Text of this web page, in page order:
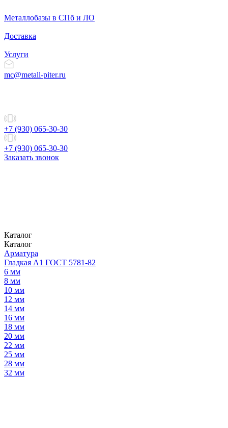
Металлобазы в СПб и ЛО
Доставка
Услуги
mc@metall-piter.ru
+7 (930) 065-30-30
+7 (930) 065-30-30
Заказать звонок
Каталог
Каталог
Арматура
Гладкая А1 ГОСТ 5781-82
6 мм
8 мм
10 мм
12 мм
14 мм
16 мм
18 мм
20 мм
22 мм
25 мм
28 мм
32 мм